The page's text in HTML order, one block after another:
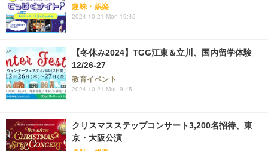
趣味・娯楽
2024.10.21 Mon 19:45
【冬休み2024】TGG江東＆立川、国内留学体験
12/26-27
教育イベント
2024.10.21 Mon 9:45
クリスマスステップコンサート3,200名招待、東
京・大阪公演